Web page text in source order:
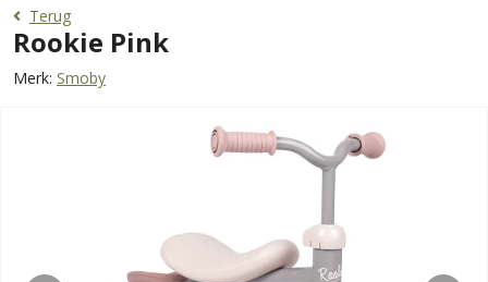
Terug
Rookie Pink
Merk: Smoby